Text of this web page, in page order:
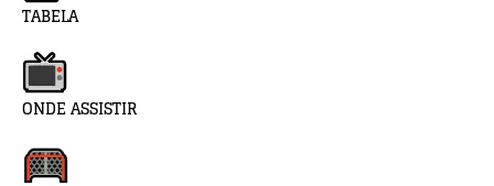
TABELA
ONDE ASSISTIR